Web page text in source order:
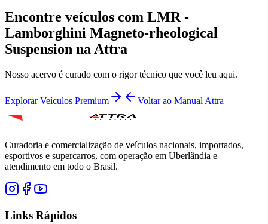
Encontre veículos com LMR -
Lamborghini Magneto-rheological
Suspension na Attra
Nosso acervo é curado com o rigor técnico que você leu aqui.
Explorar Veículos Premium Voltar ao Manual Attra
Curadoria e comercialização de veículos nacionais, importados,
esportivos e supercarros, com operação em Uberlândia e
atendimento em todo o Brasil.
Links Rápidos